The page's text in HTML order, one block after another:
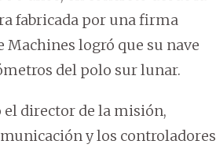
fabricada por una firma
logró que su nave
del polo sur lunar.
el director de la misión,
y los controladores